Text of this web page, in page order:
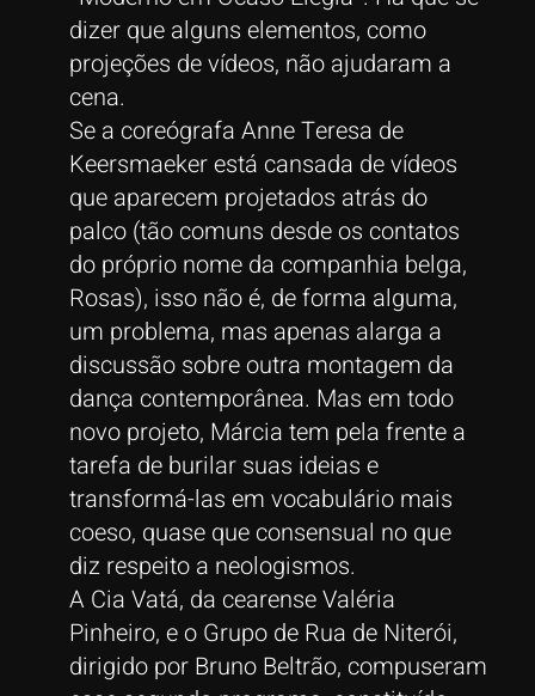
dizer que alguns elementos, como
projeções de vídeos, não ajudaram a
cena.
Se a coreógrafa Anne Teresa de
Keersmaeker está cansada de vídeos
que aparecem projetados atrás do
palco (tão comuns desde os contatos
do próprio nome da companhia belga,
Rosas), isso não é, de forma alguma,
um problema, mas apenas alarga a
discussão sobre outra montagem da
dança contemporânea. Mas em todo
novo projeto, Márcia tem pela frente a
tarefa de burilar suas ideias e
transformá-las em vocabulário mais
coeso, quase que consensual no que
diz respeito a neologismos.
A Cia Vatá, da cearense Valéria
Pinheiro, e o Grupo de Rua de Niterói,
dirigido por Bruno Beltrão, compuseram